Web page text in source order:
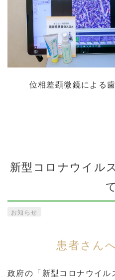
位相差顕微鏡による
新型コロナウイル
て
お知らせ
患者さん
政府の「新型コロナウイ